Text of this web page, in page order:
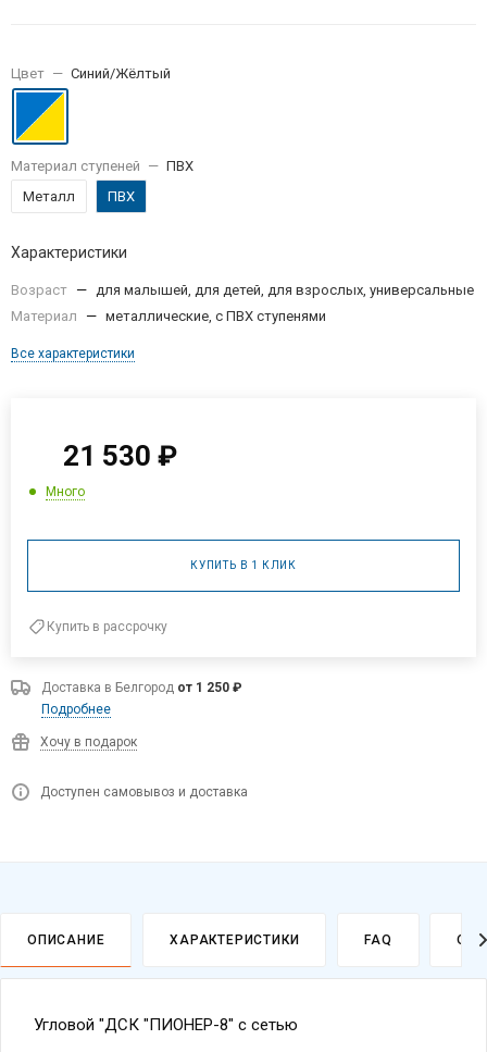
Цвет — Синий/Жёлтый
Материал ступеней — ПВХ
Металл
ПВХ
Характеристики
Возраст — для малышей, для детей, для взрослых, универсальные
Материал
— металлические, с ПВХ ступенями
Все характеристики
21 530 ₽
Много
КУПИТЬ В 1 КЛИК
Купить в рассрочку
Доставка в Белгород от 1 250 ₽
Подробнее
Хочу в подарок
Доступен самовывоз и доставка
ОПИСАНИЕ ХАРАКТЕРИСТИКИ FAQ
Угловой "ДСК "ПИОНЕР-8" с сетью